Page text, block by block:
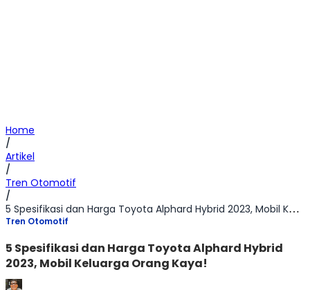
Home
/
Artikel
/
Tren Otomotif
/
5 Spesifikasi dan Harga Toyota Alphard Hybrid 2023, Mobil Keluarga Orang Kaya!
Tren Otomotif
5 Spesifikasi dan Harga Toyota Alphard Hybrid
2023, Mobil Keluarga Orang Kaya!